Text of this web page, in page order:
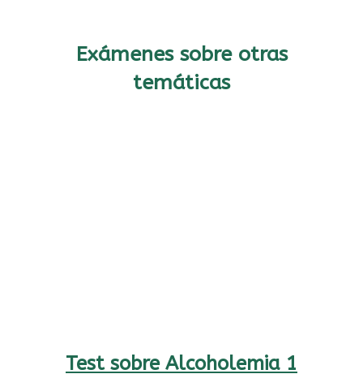
Exámenes sobre otras
temáticas
Test sobre Alcoholemia 1